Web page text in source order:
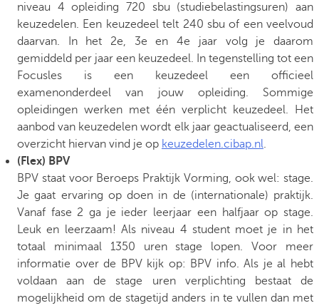
niveau 4 opleiding 720 sbu (studiebelastingsuren) aan
keuzedelen. Een keuzedeel telt 240 sbu of een veelvoud
daarvan. In het 2e, 3e en 4e jaar volg je daarom
gemiddeld per jaar een keuzedeel. In tegenstelling tot een
Focusles is een keuzedeel een officieel
examenonderdeel van jouw opleiding. Sommige
opleidingen werken met één verplicht keuzedeel. Het
aanbod van keuzedelen wordt elk jaar geactualiseerd, een
overzicht hiervan vind je op keuzedelen.cibap.nl.
(Flex) BPV
BPV staat voor Beroeps Praktijk Vorming, ook wel: stage.
Je gaat ervaring op doen in de (internationale) praktijk.
Vanaf fase 2 ga je ieder leerjaar een halfjaar op stage.
Leuk en leerzaam! Als niveau 4 student moet je in het
totaal minimaal 1350 uren stage lopen. Voor meer
informatie over de BPV kijk op: BPV info. Als je al hebt
voldaan aan de stage uren verplichting bestaat de
mogelijkheid om de stagetijd anders in te vullen dan met